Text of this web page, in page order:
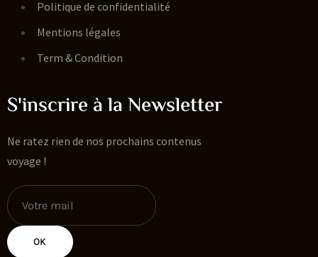
Politique de confidentialité
Mentions légales
Term & Condition
S'inscrire à la Newsletter
Ne ratez rien de nos prochains contenus
voyage !
OK